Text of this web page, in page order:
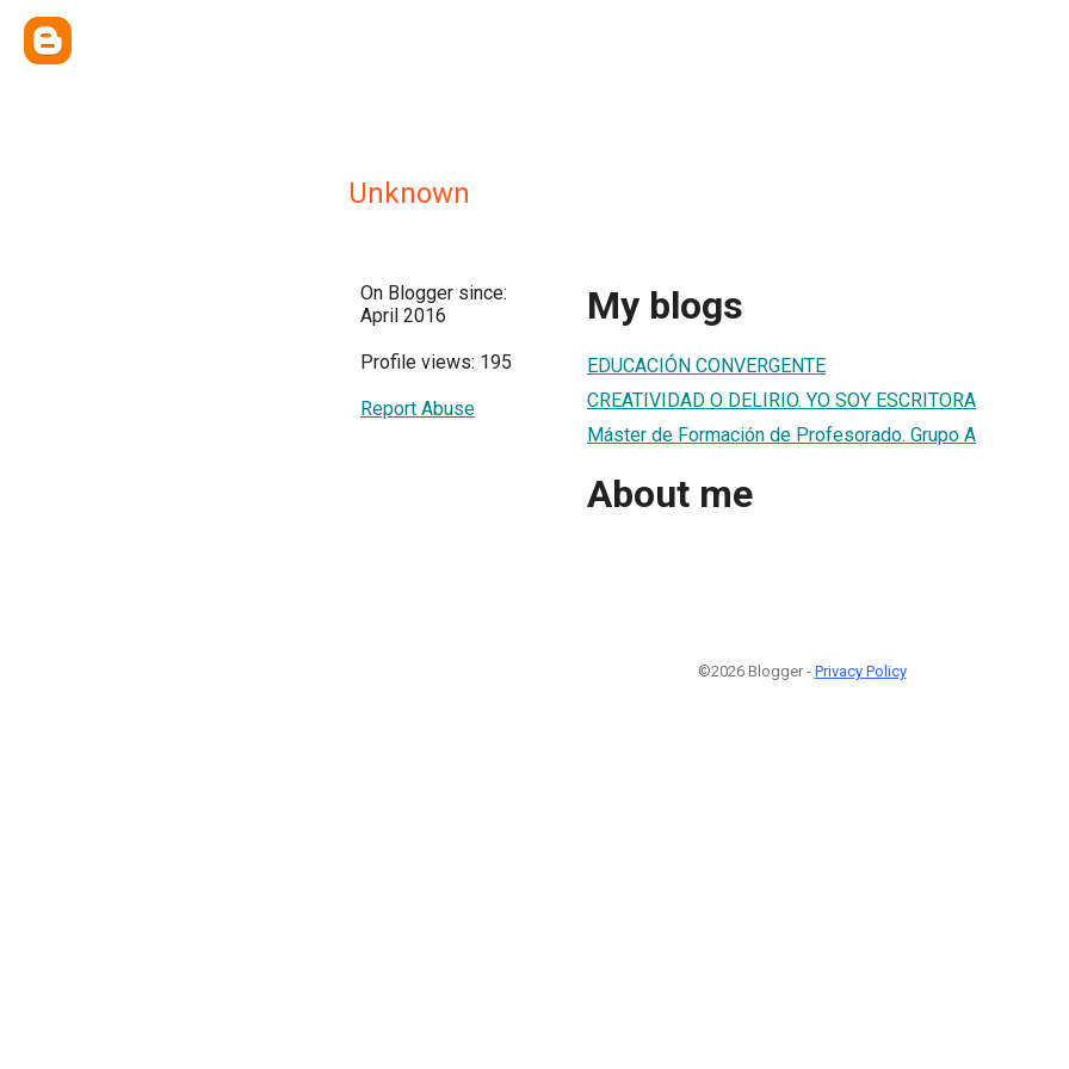
Unknown
On Blogger since:
April 2016
Profile views: 195
Report Abuse
My blogs
EDUCACIÓN CONVERGENTE
CREATIVIDAD O DELIRIO. YO SOY ESCRITORA
Máster de Formación de Profesorado. Grupo A
About me
©2026 Blogger - Privacy Policy